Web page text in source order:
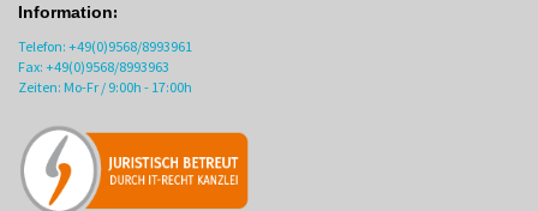
Information:
Telefon: +49(0)9568/8993961
Fax: +49(0)9568/8993963
Zeiten: Mo-Fr / 9:00h - 17:00h